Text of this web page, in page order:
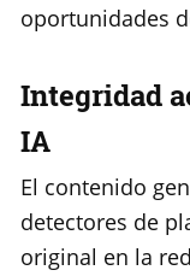
oportunidades
Integridad
IA
El contenido
detectores de
original en la